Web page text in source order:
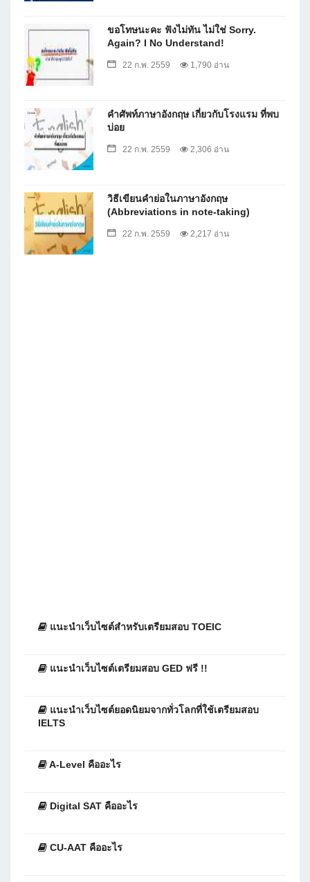
ขอโทษนะคะ ฟังไม่ทัน ไม่ใช่ Sorry.
Again? I No Understand!
22 ก.พ. 2559 1,790 อ่าน
คำศัพท์ภาษาอังกฤษ เกี่ยวกับโรงแรม ที่พบ
บ่อย
22 ก.พ. 2559 2,306 อ่าน
วิธีเขียนคำย่อในภาษาอังกฤษ
(Abbreviations in note-taking)
22 ก.พ. 2559 2,217 อ่าน
แนะนำเว็บไซต์สำหรับเตรียมสอบ TOEIC
แนะนำเว็บไซต์เตรียมสอบ GED ฟรี !!
แนะนำเว็บไซต์ยอดนิยมจากทั่วโลกที่ใช้เตรียมสอบ
IELTS
A-Level คืออะไร
Digital SAT คืออะไร
CU-AAT คืออะไร